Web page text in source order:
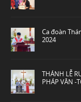
Ca đoàn
2024
THÁNH LỄ
PHÁP VÂN -